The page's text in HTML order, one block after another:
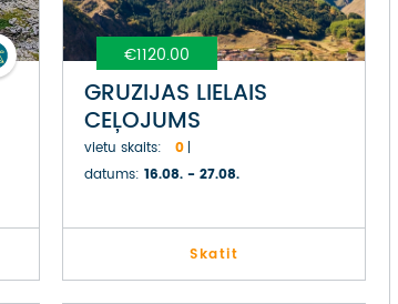
€1120.00
GRUZIJAS LIELAIS
CEĻOJUMS
vietu skaits:
0
datums: 16.08. - 27.08.
Skatit